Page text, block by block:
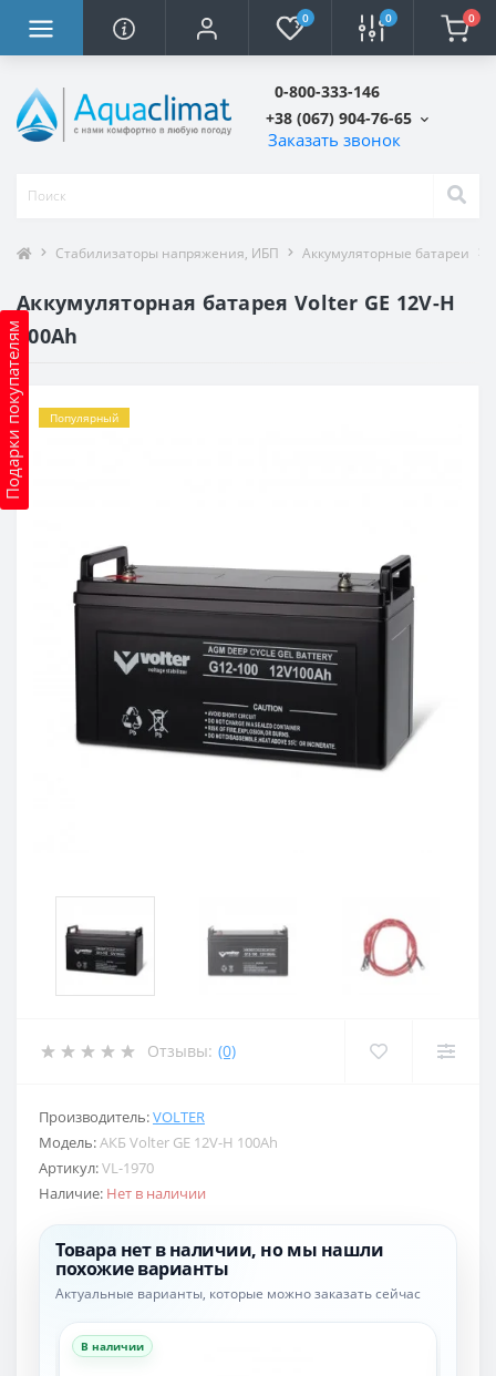
0 0 0
0-800-333-146
+38 (067) 904-76-65
Заказать звонок
Подарки покупателям
Стабилизаторы напряжения, ИБП Аккумуляторные батареи
Аккумуляторная батарея Volter GE 12V-H
100Ah
Популярный
Отзывы: (0)
Производитель:VOLTER
Модель:АКБ Volter GE 12V-H 100Ah
Артикул:VL-1970
Наличие: Нет в наличии
Товара нет в наличии, но мы нашли
похожие варианты
Актуальные варианты, которые можно заказать сейчас
В наличии